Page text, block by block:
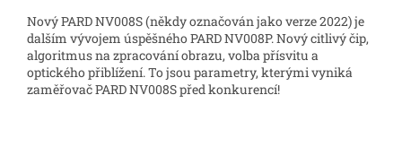
Nový PARD NV008S (někdy označován jako verze 2022) je
dalším vývojem úspěšného PARD NV008P. Nový citlivý čip,
algoritmus na zpracování obrazu, volba přísvitu a
optického přiblížení. To jsou parametry, kterými vyniká
zaměřovač PARD NV008S před konkurencí!